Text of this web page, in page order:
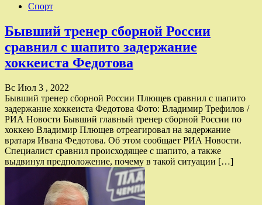
Спорт
Бывший тренер сборной России
сравнил с шапито задержание
хоккеиста Федотова
Вс Июл 3 , 2022
Бывший тренер сборной России Плющев сравнил с шапито
задержание хоккеиста Федотова Фото: Владимир Трефилов /
РИА Новости Бывший главный тренер сборной России по
хоккею Владимир Плющев отреагировал на задержание
вратаря Ивана Федотова. Об этом сообщает РИА Новости.
Специалист сравнил происходящее с шапито, а также
выдвинул предположение, почему в такой ситуации […]